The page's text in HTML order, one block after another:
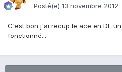
Posté(e) 13 novembre 2012
C'est bon j'ai recup le ace en DL
fonctionné...